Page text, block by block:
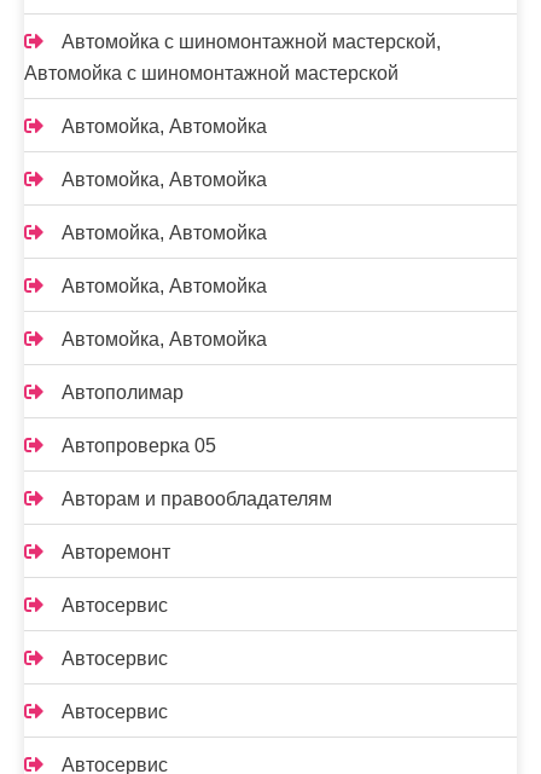
Автомойка с шиномонтажной мастерской,
Автомойка с шиномонтажной мастерской
Автомойка, Автомойка
Автомойка, Автомойка
Автомойка, Автомойка
Автомойка, Автомойка
Автомойка, Автомойка
Автополимар
Автопроверка 05
Авторам и правообладателям
Авторемонт
Автосервис
Автосервис
Автосервис
Автосервис